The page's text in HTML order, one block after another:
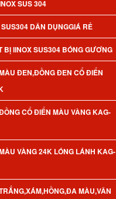
SUS 304
SUS304 DÂN DỤNGGIÁ RẺ
BỊ IINOX SUS304 BÓNG GƯƠNG
ĐEN,ĐỒNG ĐEN CỔ ĐIỂN
CỔ ĐIỂN MÀU VÀNG KAG-
VÀNG 24K LÓNG LÁNH KAG-
MÀU,VÂN